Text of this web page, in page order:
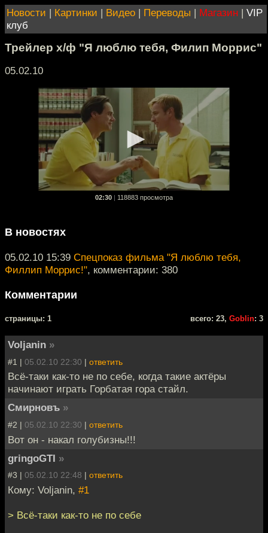
Новости | Картинки | Видео | Переводы | Магазин | VIP
клуб
Трейлер х/ф "Я люблю тебя, Филип Моррис"
05.02.10
02:30 118883 просмотра
В новостях
05.02.10 15:39 Спецпоказ фильма "Я люблю тебя,
Филлип Моррис!", комментарии: 380
Комментарии
cтраницы: 1 всего: 23, Goblin: 3
Voljanin »
#1 | 05.02.10 22:30 | ответить
Всё-таки как-то не по себе, когда такие актёры
начинают играть Горбатая гора стайл.
Смирновъ »
#2 | 05.02.10 22:30 | ответить
Вот он - накал голубизны!!!
gringoGTI »
#3 | 05.02.10 22:48 | ответить
Кому: Voljanin, #1
> Всё-таки как-то не по себе